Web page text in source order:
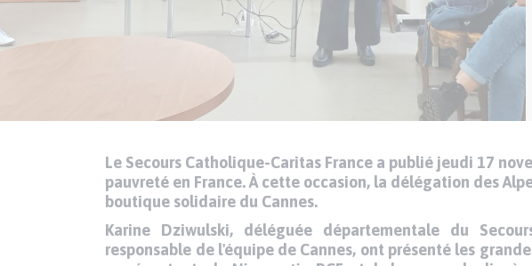
Paragraphes
de
contenu
Texte
Le Secours Catholique-Caritas France a publié jeudi 17
pauvreté en France. À cette occasion, la délégation des
boutique solidaire du Cannes.
Karine Dziwulski, déléguée départementale du
responsable de l'équipe de Cannes, ont présenté les